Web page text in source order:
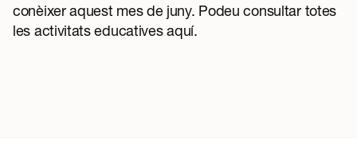
conèixer aquest mes de juny. Podeu consultar totes
les activitats educativesaquí.